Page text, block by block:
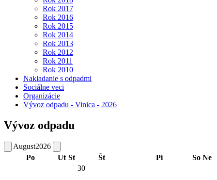
Rok 2017
Rok 2016
Rok 2015
Rok 2014
Rok 2013
Rok 2012
Rok 2011
Rok 2010
Nakladanie s odpadmi
Sociálne veci
Organizácie
Vývoz odpadu - Vinica - 2026
Vývoz odpadu
August2026
Po
Ut St Št Pi So Ne
30